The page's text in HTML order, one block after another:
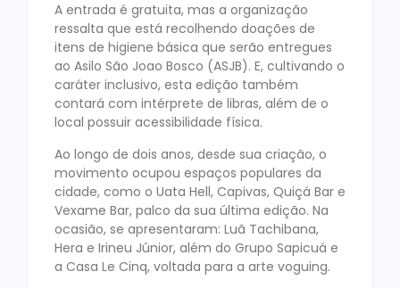
A entrada é gratuita, mas a organização
ressalta que está recolhendo doações de
itens de higiene básica que serão entregues
ao Asilo São Joao Bosco (ASJB). E, cultivando o
caráter inclusivo, esta edição também
contará com intérprete de libras, além de o
local possuir acessibilidade física.
Ao longo de dois anos, desde sua criação, o
movimento ocupou espaços populares da
cidade, como o Uata Hell, Capivas, Quiçá Bar e
Vexame Bar, palco da sua última edição. Na
ocasião, se apresentaram: Luã Tachibana,
Hera e Irineu Júnior, além do Grupo Sapicuá e
a Casa Le Cinq, voltada para a arte voguing.